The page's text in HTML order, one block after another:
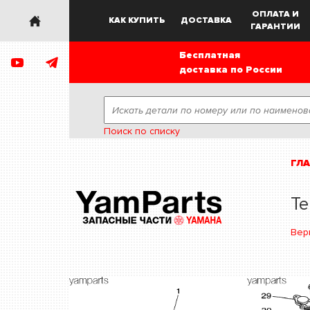
КАК КУПИТЬ ДОСТАВКА
ОПЛАТА И
ГАРАНТИИ
Бесплатная
доставка по России
Поиск по списку